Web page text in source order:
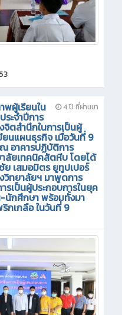
4 ปี ที่ผ่านมา
ผู้เรียนใน
ระจำปีการ
จิตสำนึกในการเป็นผู้
ยนแผนธุรกิจ เมื่อวันที่ 9
อาคารปฏิบัติการ
ลัยเทคนิคสัตหีบ โดยได้
ย เสมอมิตร ยูทูปเปอร์
วิทยาลัยฯ มาพูดการ
รเป็นผู้ประกอบการในยุค
นักศึกษา พร้อมทั้งมา
กเกลือ ในวันที่ 9